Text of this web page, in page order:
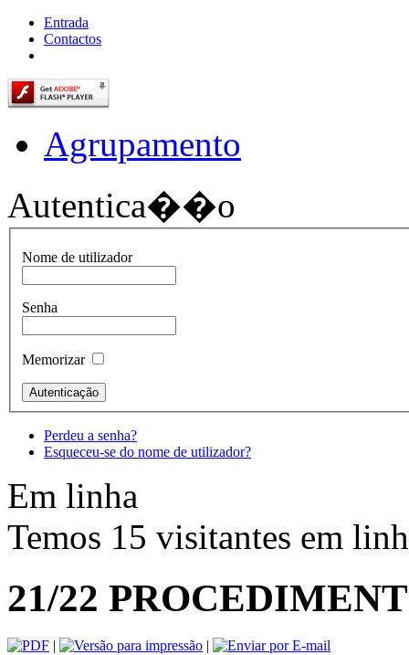
Entrada
Contactos
Agrupamento
Autentica��o
Nome de utilizador
Senha
Memorizar
Perdeu a senha?
Esqueceu-se do nome de utilizador?
Em linha
Temos 15 visitantes em
21/22
| |